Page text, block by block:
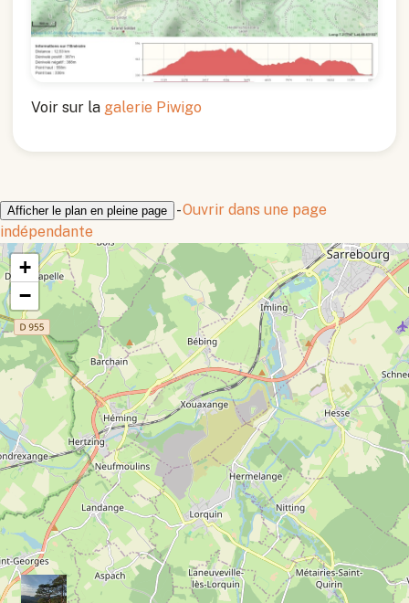
Voir sur la galerie Piwigo
Afficher le plan en pleine page -Ouvrir dans une page
indépendante